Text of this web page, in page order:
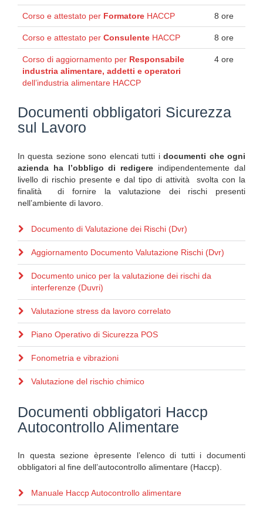
Corso e attestato per Formatore HACCP 8 ore
Corso e attestato per Consulente HACCP 8 ore
Corso di aggiornamento per Responsabile
industria alimentare, addetti e operatori
dell’industria alimentare HACCP
4 ore
Documenti obbligatori Sicurezza
sul Lavoro
In questa sezione sono elencati tutti idocumenti che ogni
azienda ha l’obbligo di redigere indipendentemente dal
livello di rischio presente e dal tipo di attività svolta con la
finalità di fornire la valutazione dei rischi presenti
nell’ambiente di lavoro.
Documento di Valutazione dei Rischi (Dvr)
Aggiornamento Documento Valutazione Rischi (Dvr)
Documento unico per la valutazione dei rischi da
interferenze (Duvri)
Valutazione stress da lavoro correlato
Piano Operativo di Sicurezza POS
Fonometria e vibrazioni
Valutazione del rischio chimico
Documenti obbligatori Haccp
Autocontrollo Alimentare
In questa sezione èpresente l’elenco di tutti i documenti
obbligatori al fine dell’autocontrollo alimentare (Haccp).
Manuale Haccp Autocontrollo alimentare